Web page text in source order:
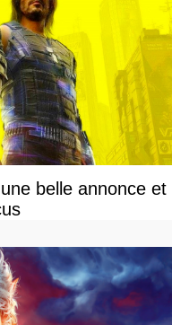
belle annonce et